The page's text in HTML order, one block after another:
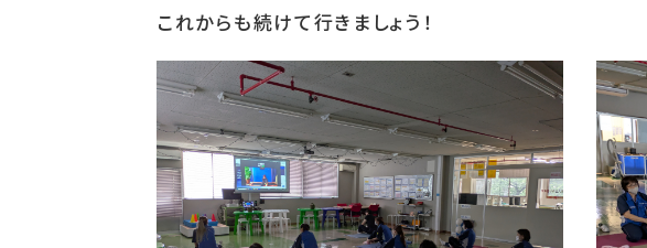
これからも続けて行きましょう！